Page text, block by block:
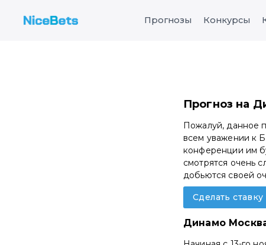
Прогнозы Конкурсы
Прогноз на
Пожалуй, данное
всем уважении к
конференции им
смотрятся очень
добьются своей
Сделать
Динамо